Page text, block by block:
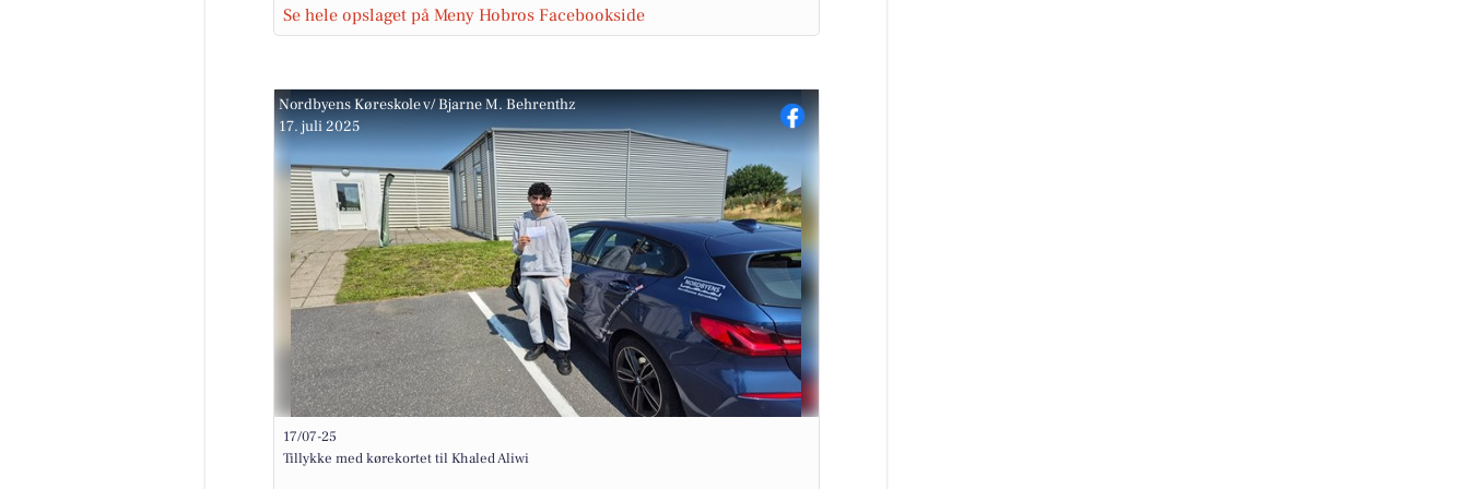
Se hele opslaget på Meny Hobros Facebookside
Nordbyens Køreskole v/ Bjarne M. Behrenthz
17. juli 2025
17/07-25
Tillykke med kørekortet til Khaled Aliwi